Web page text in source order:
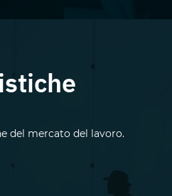
del mercato del lavoro.